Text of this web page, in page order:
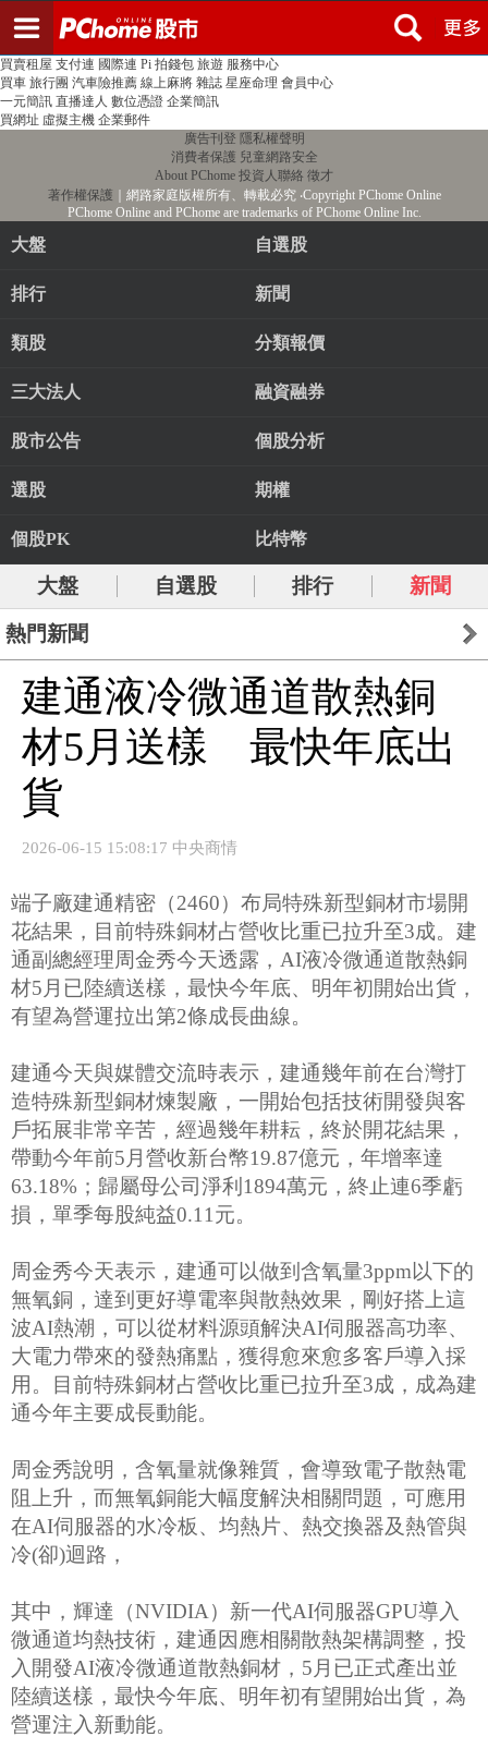
PChome首頁 線上購物 24h購物 書店
買賣租屋 支付連 國際連 Pi 拍錢包 旅遊 服務中心
買車 旅行團 汽車險推薦 線上麻將 雜誌 星座命理 會員中心
一元簡訊 直播達人 數位憑證 企業簡訊
買網址 虛擬主機 企業郵件
廣告刊登 隱私權聲明
消費者保護 兒童網路安全
About PChome 投資人聯絡 徵才
著作權保護 ｜網路家庭版權所有、轉載必究‧Copyright PChome Online
PChome Online and PChome are trademarks of PChome Online Inc.
大盤 自選股
排行 新聞
類股 分類報價
三大法人 融資融券
股市公告 個股分析
選股 期權
個股PK 比特幣
大盤 自選股 排行 新聞
熱門新聞
建通液冷微通道散熱銅
材5月送樣 最快年底出
貨
2026-06-15 15:08:17 中央商情
端子廠建通精密（2460）布局特殊新型銅材市場開
花結果，目前特殊銅材占營收比重已拉升至3成。建
通副總經理周金秀今天透露，AI液冷微通道散熱銅
材5月已陸續送樣，最快今年底、明年初開始出貨，
有望為營運拉出第2條成長曲線。
建通今天與媒體交流時表示，建通幾年前在台灣打
造特殊新型銅材煉製廠，一開始包括技術開發與客
戶拓展非常辛苦，經過幾年耕耘，終於開花結果，
帶動今年前5月營收新台幣19.87億元，年增率達
63.18%；歸屬母公司淨利1894萬元，終止連6季虧
損，單季每股純益0.11元。
周金秀今天表示，建通可以做到含氧量3ppm以下的
無氧銅，達到更好導電率與散熱效果，剛好搭上這
波AI熱潮，可以從材料源頭解決AI伺服器高功率、
大電力帶來的發熱痛點，獲得愈來愈多客戶導入採
用。目前特殊銅材占營收比重已拉升至3成，成為建
通今年主要成長動能。
周金秀說明，含氧量就像雜質，會導致電子散熱電
阻上升，而無氧銅能大幅度解決相關問題，可應用
在AI伺服器的水冷板、均熱片、熱交換器及熱管與
冷(卻)迴路，
其中，輝達（NVIDIA）新一代AI伺服器GPU導入
微通道均熱技術，建通因應相關散熱架構調整，投
入開發AI液冷微通道散熱銅材，5月已正式產出並
陸續送樣，最快今年底、明年初有望開始出貨，為
營運注入新動能。